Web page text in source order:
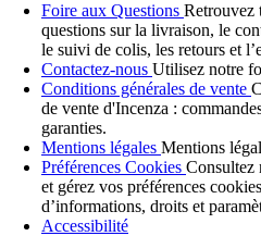
Foire aux Questions Retrouvez
questions sur la livraison, le
le suivi de colis, les retours et
Contactez-nous Utilisez notre
Conditions générales de vente
de vente d'Incenza :
garanties.
Mentions légales Mentions
Préférences Cookies Consultez
et gérez vos préférences
d’informations, droits et
Accessibilité